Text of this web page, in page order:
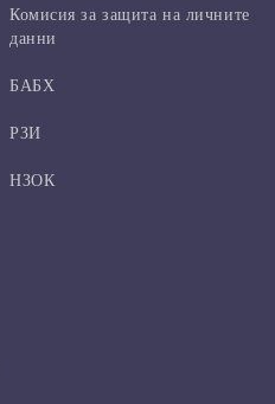
Комисия за защита на личните
данни
БАБХ
РЗИ
НЗОК